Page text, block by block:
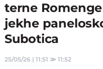
terne
jekhe
Subotica
25/05/26 | 11:51 ≫11:52